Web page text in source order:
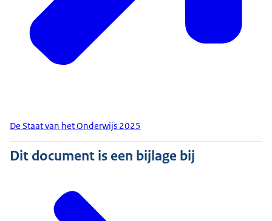
De Staat van het Onderwijs 2025
Dit document is een bijlage bij